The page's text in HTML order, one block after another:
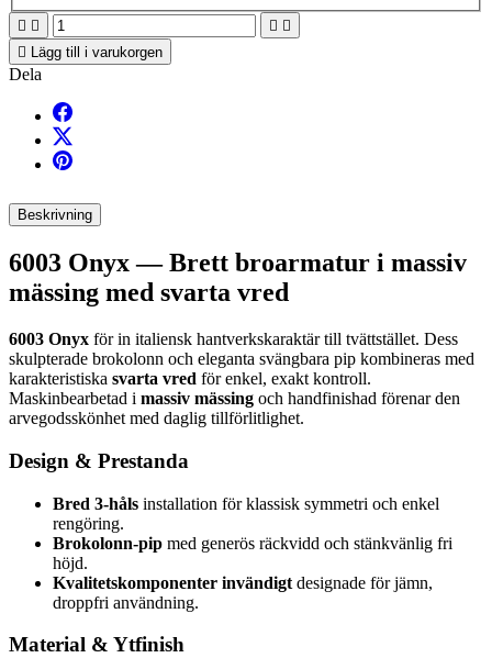
   
 Lägg till i varukorgen
Dela
Beskrivning
6003 Onyx — Brett broarmatur i massiv
mässing med svarta vred
6003 Onyx för in italiensk hantverkskaraktär till tvättstället. Dess
skulpterade brokolonn och eleganta svängbara pip kombineras med
karakteristiska svarta vred för enkel, exakt kontroll.
Maskinbearbetad i massiv mässing och handfinishad förenar den
arvegodsskönhet med daglig tillförlitlighet.
Design & Prestanda
Bred 3-håls installation för klassisk symmetri och enkel
rengöring.
Brokolonn-pip med generös räckvidd och stänkvänlig fri
höjd.
Kvalitetskomponenter invändigt designade för jämn,
droppfri användning.
Material & Ytfinish